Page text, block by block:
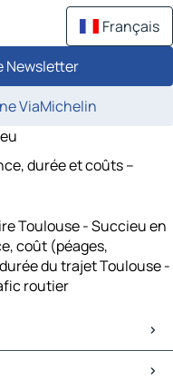
Français
Newsletter
ViaMichelin
durée et coûts –
Toulouse - Succieu en
coût (péages,
du trajet Toulouse -
routier